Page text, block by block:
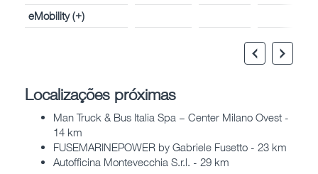
eMobility (+)
Localizações próximas
Man Truck & Bus Italia Spa – Center Milano Ovest -
14 km
FUSEMARINEPOWER by Gabriele Fusetto - 23 km
Autofficina Montevecchia S.r.l. - 29 km